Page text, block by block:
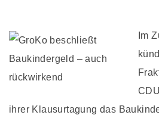
Im
ihrer Klausurtagung das